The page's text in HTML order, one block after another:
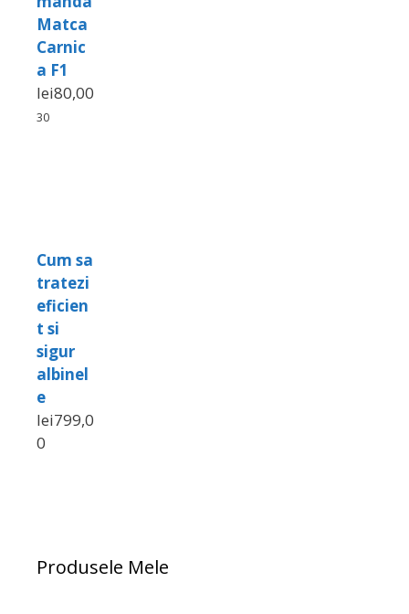
Matca
Carnic
a F1
lei80,00
30
Cum sa
tratezi
eficien
t si
sigur
albinel
e
lei799,0
0
Produsele Mele